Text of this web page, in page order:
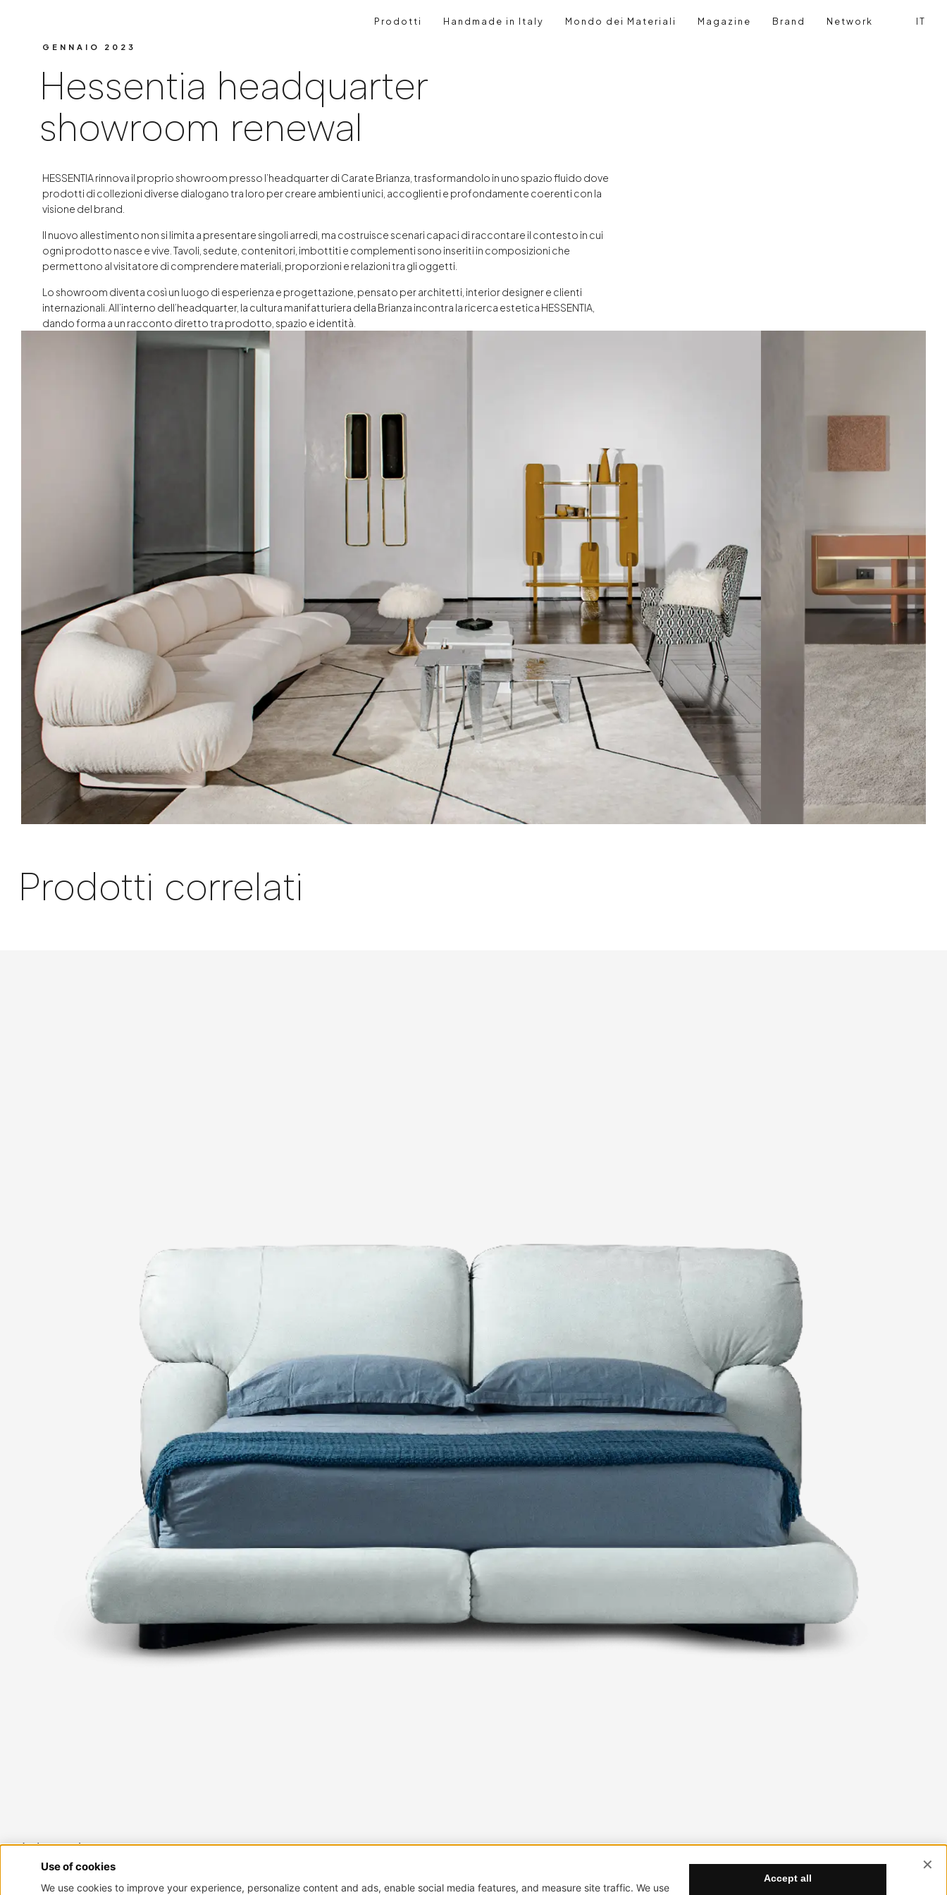
Prodotti Handmade in Italy Mondo dei Materiali Magazine Brand Network Cerca
Login
IT
Hessentia headquarter showroom renewal
GENNAIO 2023
Hessentia headquarter
showroom renewal
HESSENTIA rinnova il proprio showroom presso l’headquarter di Carate Brianza, trasformandolo in uno spazio fluido dove
prodotti di collezioni diverse dialogano tra loro per creare ambienti unici, accoglienti e profondamente coerenti con la
visione del brand.
Il nuovo allestimento non si limita a presentare singoli arredi, ma costruisce scenari capaci di raccontare il contesto in cui
ogni prodotto nasce e vive. Tavoli, sedute, contenitori, imbottiti e complementi sono inseriti in composizioni che
permettono al visitatore di comprendere materiali, proporzioni e relazioni tra gli oggetti.
Lo showroom diventa così un luogo di esperienza e progettazione, pensato per architetti, interior designer e clienti
internazionali. All’interno dell’headquarter, la cultura manifatturiera della Brianza incontra la ricerca estetica HESSENTIA,
dando forma a un racconto diretto tra prodotto, spazio e identità.
Prodotti correlati
Mami
LETTO